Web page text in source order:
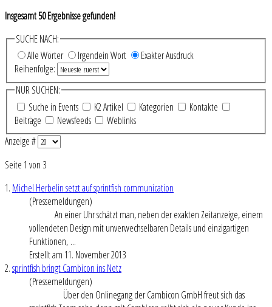
Insgesamt50Ergebnisse gefunden!
SUCHE NACH:
Alle Wörter
Irgendein Wort
Exakter Ausdruck
Reihenfolge:
NUR SUCHEN:
Suche in Events
K2 Artikel Kategorien
Kontakte
Beiträge
Newsfeeds
Weblinks
Anzeige #
Seite 1 von 3
1. Michel Herbelin setzt auf sprintfish communication
(Pressemeldungen)
An einer Uhr schätzt man, neben der exakten Zeitanzeige, einem
vollendeten Design mit unverwechselbaren Details und einzigartigen
Funktionen, ...
Erstellt am 11. November 2013
2.sprintfish bringt Cambicon ins Netz
(Pressemeldungen)
Über den Onlinegang der Cambicon GmbH freut sich das